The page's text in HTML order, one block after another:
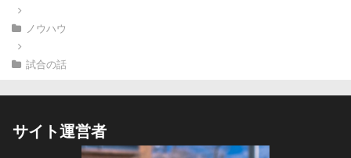
ノウハウ
試合の話
サイト運営者